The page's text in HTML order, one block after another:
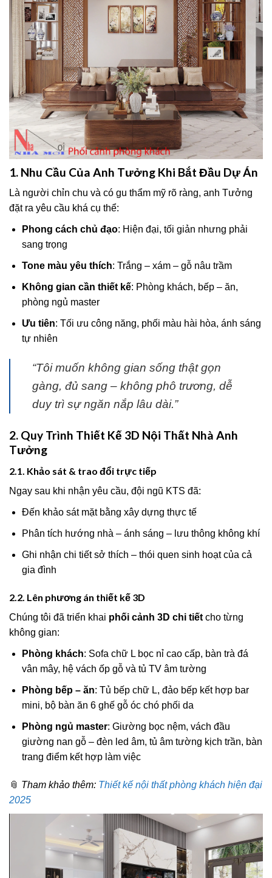
1. Nhu Cầu Của Anh Tưởng Khi Bắt Đầu Dự Án
Là người chỉn chu và có gu thẩm mỹ rõ ràng, anh Tưởng
đặt ra yêu cầu khá cụ thể:
Phong cách chủ đạo: Hiện đại, tối giản nhưng phải
sang trọng
Tone màu yêu thích: Trắng – xám – gỗ nâu trầm
Không gian cần thiết kế: Phòng khách, bếp – ăn,
phòng ngủ master
Ưu tiên: Tối ưu công năng, phối màu hài hòa, ánh sáng
tự nhiên
“Tôi muốn không gian sống thật gọn
gàng, đủ sang – không phô trương, dễ
duy trì sự ngăn nắp lâu dài.”
2. Quy Trình Thiết Kế 3D Nội Thất Nhà Anh
Tưởng
2.1. Khảo sát & trao đổi trực tiếp
Ngay sau khi nhận yêu cầu, đội ngũ KTS đã:
Đến khảo sát mặt bằng xây dựng thực tế
Phân tích hướng nhà – ánh sáng – lưu thông không khí
Ghi nhận chi tiết sở thích – thói quen sinh hoạt của cả
gia đình
2.2. Lên phương án thiết kế 3D
Chúng tôi đã triển khai phối cảnh 3D chi tiết cho từng
không gian:
Phòng khách: Sofa chữ L bọc nỉ cao cấp, bàn trà đá
vân mây, hệ vách ốp gỗ và tủ TV âm tường
Phòng bếp – ăn: Tủ bếp chữ L, đảo bếp kết hợp bar
mini, bộ bàn ăn 6 ghế gỗ óc chó phối da
Phòng ngủ master: Giường bọc nệm, vách đầu
giường nan gỗ – đèn led âm, tủ âm tường kịch trần, bàn
trang điểm kết hợp làm việc
📎 Tham khảo thêm: Thiết kế nội thất phòng khách hiện đại
2025